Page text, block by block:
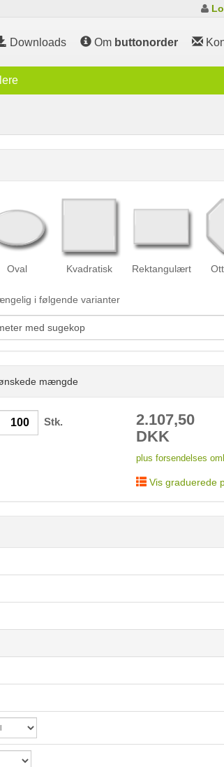
Downloads Om buttonorder
Oval Kvadratisk Rektangulært
i følgende varianter
mængde
Stk.
2.107,50
DKK
plus forsendelses
Vis graduerede
< /picture>